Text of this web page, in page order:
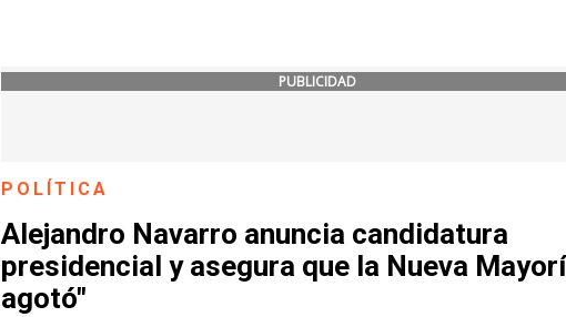
PUBLICIDAD
POLÍTICA
Alejandro Navarro anuncia candidatura
presidencial y asegura que la Nueva
agotó"